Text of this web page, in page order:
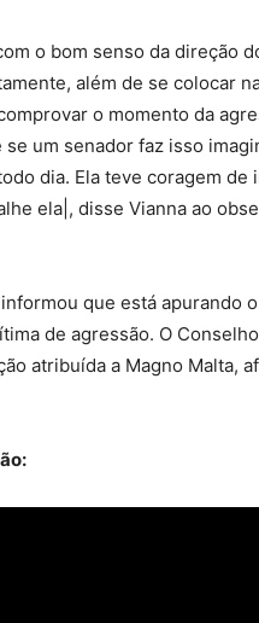
o bom senso da direção
além de se colocar
o momento da
um senador faz isso
dia. Ela teve coragem
ela|, disse Vianna ao
que está apurando
de agressão. O
atribuída a Magno Malta,